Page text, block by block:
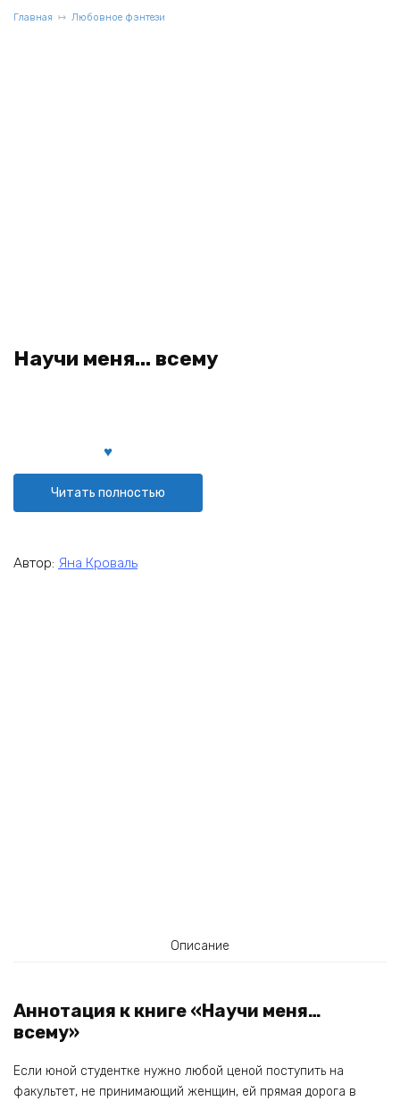
Главная Любовное фэнтези
Научи меня... всему
Читать полностью
Автор: Яна Кроваль
Описание
Аннотация к книге «Научи меня…
всему»
Если юной студентке нужно любой ценой поступить на
факультет, не принимающий женщин, ей прямая дорога в